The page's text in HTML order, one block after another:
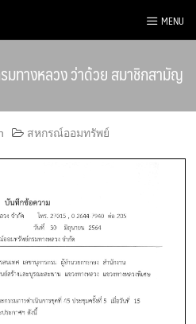
MENU
ทางหลวง ว่าด้วย สมาชิกสามัญ
สหกรณ์ออมทรัพย์